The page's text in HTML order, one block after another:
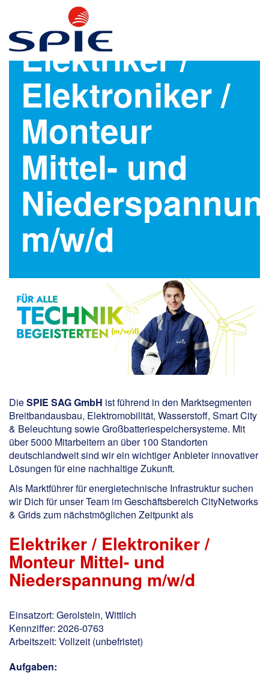
Elektriker /
Elektroniker /
Monteur
Mittel- und
m/w/d
DieSPIE SAG GmbH ist führend in den Marktsegmenten
Breitbandausbau, Elektromobilität, Wasserstoff, Smart City
& Beleuchtung sowie Großbatteriespeichersysteme. Mit
über 5000 Mitarbeitern an über 100 Standorten
deutschlandweit sind wir ein wichtiger Anbieter innovativer
Lösungen für eine nachhaltige Zukunft.
Als Marktführer für energietechnische Infrastruktur suchen
wir Dich für unser Team im Geschäftsbereich CityNetworks
& Grids zum nächstmöglichen Zeitpunkt als
Elektriker / Elektroniker /
Monteur Mittel- und
Niederspannung m/w/d
Einsatzort: Gerolstein, Wittlich
Kennziffer: 2026-0763
Arbeitszeit: Vollzeit (unbefristet)
Aufgaben: